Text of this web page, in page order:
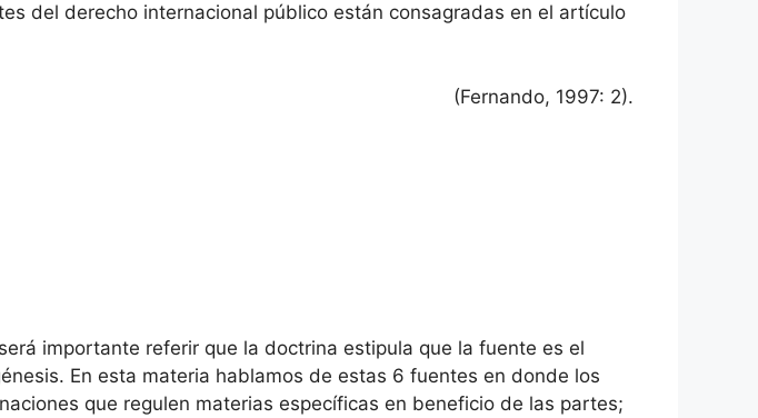
del derecho internacional público están consagradas en el artículo
(Fernando, 1997: 2).
importante referir que la doctrina estipula que la fuente es el
En esta materia hablamos de estas 6 fuentes en donde los
que regulen materias específicas en beneficio de las partes;